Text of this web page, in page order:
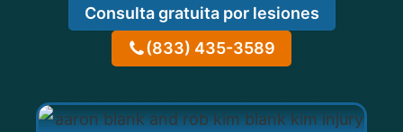
Consulta gratuita por lesiones
(833) 435-3589